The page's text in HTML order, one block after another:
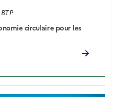
circulaire pour les